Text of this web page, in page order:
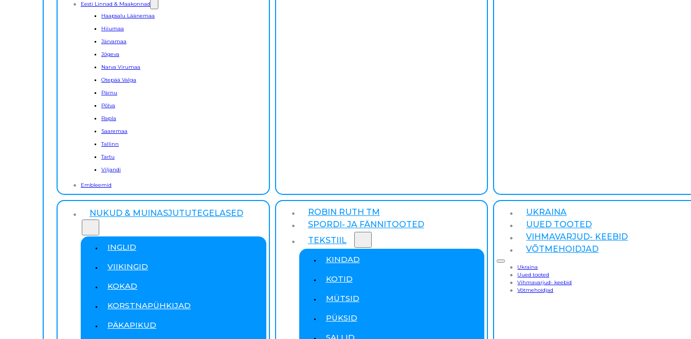
Eesti Linnad & Maakonnad
Haapsalu Läänemaa
Hiiumaa
Järvamaa
Jõgeva
Narva Virumaa
Otepää Valga
Pärnu
Põlva
Rapla
Saaremaa
Tallinn
Tartu
Viljandi
Embleemid
NUKUD & MUINASJUTUTEGELASED
INGLID
VIIKINGID
KOKAD
KORSTNAPÜHKIJAD
PÄKAPIKUD
ROBIN RUTH TM
SPORDI- JA FÄNNITOOTED
TEKSTIIL
KINDAD
KOTID
MÜTSID
PÜKSID
UKRAINA
UUED TOOTED
VIHMAVARJUD- KEEBID
VÕTMEHOIDJAD
Ukraina
Uued tooted
Vihmavarjud- keebid
Võtmehoidjad